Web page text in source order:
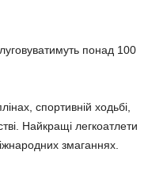
понад 100
спортивній ходьбі,
Найкращі легкоатлети
змаганнях.